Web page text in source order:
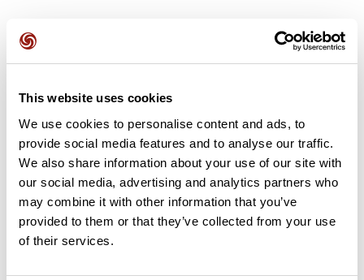
This website uses cookies
We use cookies to personalise content and ads, to
provide social media features and to analyse our traffic.
We also share information about your use of our site with
our social media, advertising and analytics partners who
may combine it with other information that you’ve
provided to them or that they’ve collected from your use
of their services.
completado? ¡Deja la primera opinión!
Añadir una opinión
Resumen